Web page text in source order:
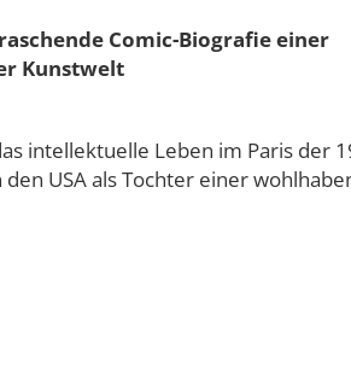
Comic-Biografie einer
Kunstwelt
intellektuelle Leben im Paris der
USA als Tochter einer